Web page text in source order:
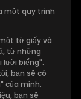
một quy trình
tờ giấy và
từ những
lười biếng".
bạn sẽ có
của mình.
bạn sẽ